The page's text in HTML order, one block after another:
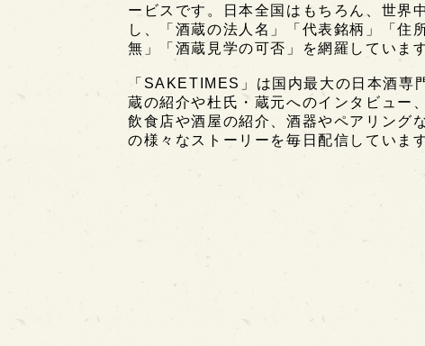
ービスです。日本全国はもちろん、世界
し、「酒蔵の法人名」「代表銘柄」「住
無」「酒蔵見学の可否」を網羅しています
「SAKETIMES」は国内最大の日本酒
蔵の紹介や杜氏・蔵元へのインタビュー
飲食店や酒屋の紹介、酒器やペアリング
の様々なストーリーを毎日配信しています